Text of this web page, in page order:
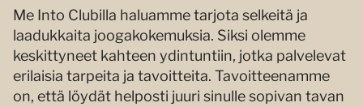
Me Into Clubilla haluamme tarjota selkeitä ja
laadukkaita joogakokemuksia. Siksi olemme
keskittyneet kahteen ydintuntiin, jotka palvelevat
erilaisia tarpeita ja tavoitteita. Tavoitteenamme
on, että löydät helposti juuri sinulle sopivan tavan